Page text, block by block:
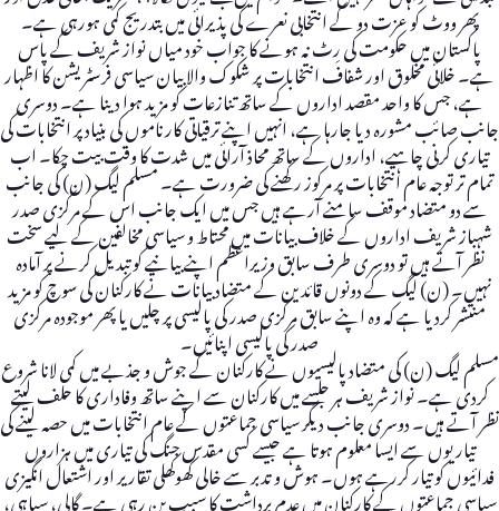
پھر ووٹ کو عزت دو کے انتخابی نعرے کی پذیرائی میں بتدریج کمی ہورہی ہے۔
پاکستان میں حکومت کی رِٹ نہ ہونے کا جواب خود میاں نواز شریف کے پاس
ہے۔ خلائی مخلوق اور شفاف انتخابات پر شکوک والا بیان سیاسی فرسٹریشن کا اظہار
ہے، جس کا واحد مقصد اداروں کے ساتھ تنازعات کو مزید ہوا دینا ہے۔ دوسری
جانب صائب مشورہ دیا جارہا ہے، انہیں اپنے ترقیاتی کارناموں کی بنیاد پر انتخابات کی
تیاری کرنی چاہیے، اداروں کے ساتھ محاذ آرائی میں شدت کا وقت بیت چکا۔ اب
تمام تر توجہ عام انتخابات پر مرکوز رکھنے کی ضرورت ہے۔ مسلم لیگ (ن) کی جانب
سے دو متضاد موقف سامنے آرہے ہیں جس میں ایک جانب اس کے مرکزی صدر
شہباز شریف اداروں کے خلاف بیانات میں محتاط و سیاسی مخالفین کے لیے سخت
نظر آتے ہیں تو دوسری طرف سابق وزیراعظم اپنے بیانیے کو تبدیل کرنے پر آمادہ
نہیں۔ (ن) لیگ کے دونوں قائدین کے متضاد بیانات نے کارکنان کی سوچ کو مزید
منتشر کردیا ہے کہ وہ اپنے سابق مرکزی صدر کی پالیسی پر چلیں یا پھر موجودہ مرکزی
صدر کی پالیسی اپنائیں۔
مسلم لیگ (ن) کی متضاد پالیسیوں نے کارکنان کے جوش و جذبے میں کمی لانا شروع
کردی ہے۔ نواز شریف ہر جلسے میں کارکنان سے اپنے ساتھ وفاداری کا حلف لیتے
نظر آتے ہیں۔ دوسری جانب دیگر سیاسی جماعتوں کے عام انتخابات میں حصہ لینے کی
تیاریوں سے ایسا معلوم ہوتا ہے جیسے کسی مقدس جنگ کی تیاری میں ہزاروں
فدائیوں کو تیار کررہے ہوں۔ ہوش و تدبر سے خالی کھوکھلی تقاریر اور اشتعال انگیزی
سیاسی جماعتوں کے کارکنان میں عدم برداشت کا سبب بن رہی ہے۔ گالی، سیاہی،